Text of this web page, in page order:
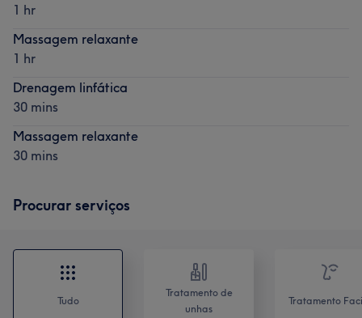
1 hr
Massagem relaxante
1 hr
Drenagem linfática
30 mins
Massagem relaxante
30 mins
Procurar serviços
Tudo
Tratamento de
unhas
Tratamento